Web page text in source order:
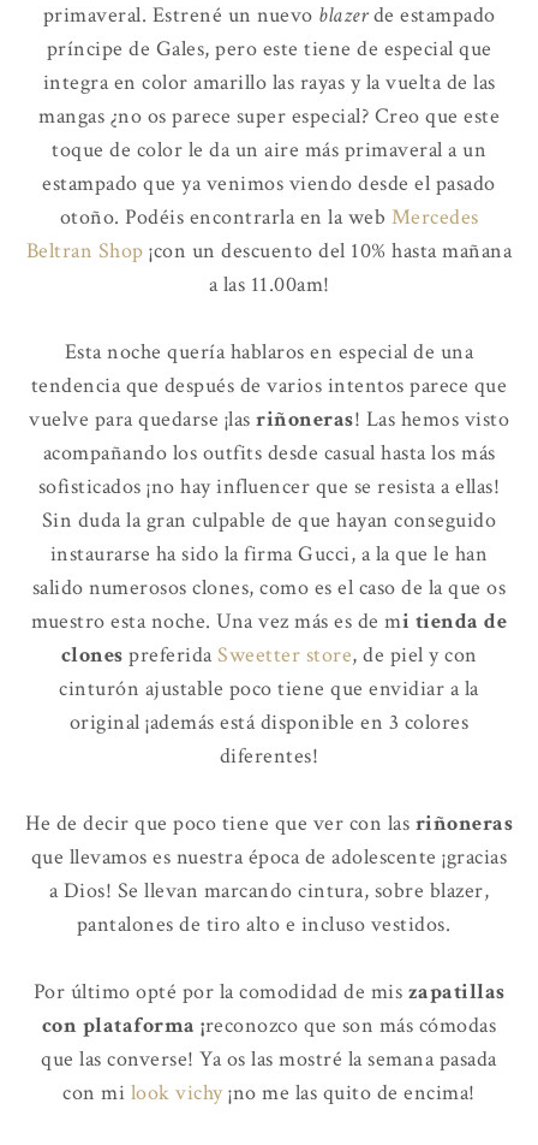
primaveral. Estrené un nuevo blazerde estampado
príncipe de Gales, pero este tiene de especial que
integra en color amarillo las rayas y la vuelta de las
mangas ¿no os parece super especial? Creo que este
toque de color le da un aire más primaveral a un
estampado que ya venimos viendo desde el pasado
otoño. Podéis encontrarla en la web Mercedes
Beltran Shop ¡con un descuento del 10% hasta mañana
a las 11.00am!
Esta noche quería hablaros en especial de una
tendencia que después de varios intentos parece que
vuelve para quedarse ¡las riñoneras! Las hemos visto
acompañando los outfits desde casual hasta los más
sofisticados ¡no hay influencer que se resista a ellas!
Sin duda la gran culpable de que hayan conseguido
instaurarse ha sido la firma Gucci, a la que le han
salido numerosos clones, como es el caso de la que os
muestro esta noche. Una vez más es de mi tienda de
clones preferidaSweetter store, de piel y con
cinturón ajustable poco tiene que envidiar a la
original ¡además está disponible en 3 colores
diferentes!
He de decir que poco tiene que ver con las riñoneras
que llevamos es nuestra época de adolescente ¡gracias
a Dios! Se llevan marcando cintura, sobre blazer,
pantalones de tiro alto e incluso vestidos.
Por último opté por la comodidad de mis zapatillas
con plataforma ¡reconozco que son más cómodas
que las converse! Ya os las mostré la semana pasada
con mi look vichy ¡no me las quito de encima!